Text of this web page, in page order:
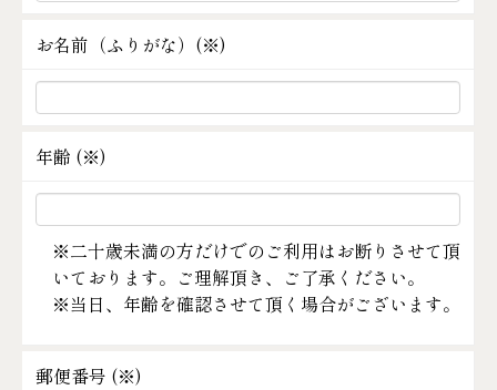
お名前（ふりがな）(※)
年齢 (※)
※二十歳未満の方だけでのご利用はお断りさせて頂
いております。ご理解頂き、ご了承ください。
※当日、年齢を確認させて頂く場合がございます。
郵便番号 (※)